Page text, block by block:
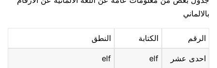
بالالماني
الرقم الكتابة النطق
احدى عشر elf
elf